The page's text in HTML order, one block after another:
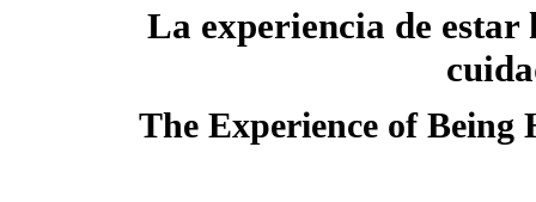
La experiencia de estar
The Experience of Being